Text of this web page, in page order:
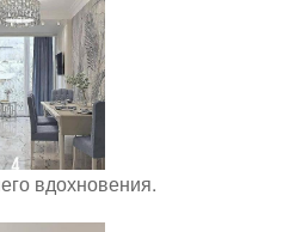
вдохновения.